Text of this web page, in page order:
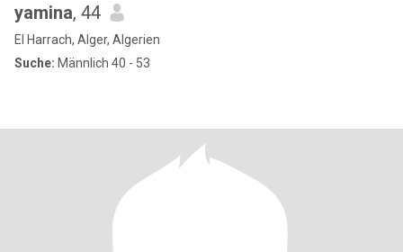
yamina, 44
El Harrach, Alger, Algerien
Suche: Männlich 40 - 53